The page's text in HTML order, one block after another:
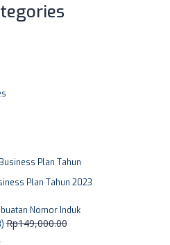
Plan Tahun 2023
Nomor Induk
Rp149,000.00